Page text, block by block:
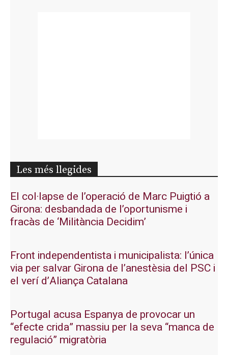
Les més llegides
El col·lapse de l’operació de Marc Puigtió a
Girona: desbandada de l’oportunisme i
fracàs de ‘Militància Decidim’
Front independentista i municipalista: l’única
via per salvar Girona de l’anestèsia del PSC i
el verí d’Aliança Catalana
Portugal acusa Espanya de provocar un
“efecte crida” massiu per la seva “manca de
regulació” migratòria